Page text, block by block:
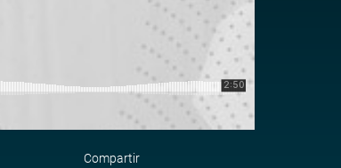
Compartir